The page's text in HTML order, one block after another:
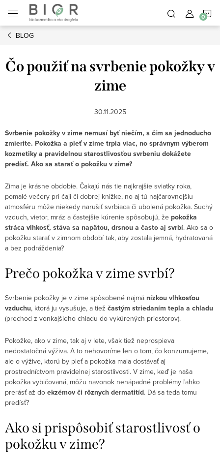
obsah
BLOG
Čo použiť na svrbenie pokožky v
zime
30.11.2025
Svrbenie pokožky v zime nemusí byť niečím, s čím sa jednoducho
zmierite. Pokožka a pleť v zime trpia viac, no správnym výberom
kozmetiky a pravidelnou starostlivosťou svrbeniu dokážete
predísť. Ako sa starať o pokožku v zime?
Zima je krásne obdobie. Čakajú nás tie najkrajšie sviatky roka,
pomalé večery pri čaji či dobrej knižke, no aj tú najčarovnejšiu
atmosféru môže niekedy narušiť svrbiaca či ubolená pokožka. Suchý
vzduch, vietor, mráz a častejšie kúrenie spôsobujú, že pokožka
stráca vlhkosť, stáva sa napätou, drsnou a často aj svrbí. Ako sa o
pokožku starať v zimnom období tak, aby zostala jemná, hydratovaná
a bez podráždenia?
Prečo pokožka v zime svrbí?
Svrbenie pokožky je v zime spôsobené najmä nízkou vlhkosťou
vzduchu, ktorá ju vysušuje, a tiež častým striedaním tepla a chladu
(prechod z vonkajšieho chladu do vykúrených priestorov).
Pokožke, ako v zime, tak aj v lete, však tiež neprospieva
nedostatočná výživa. A to nehovoríme len o tom, čo konzumujeme,
ale o výžive, ktorú by pleť a pokožka mala dostávať aj
prostredníctvom pravidelnej starostlivosti. V zime, keď je naša
pokožka vybičovaná, môžu navonok nenápadné problémy ľahko
prerásť až do ekzémov či rôznych dermatitíd. Dá sa teda tomu
predísť?
Ako si prispôsobiť starostlivosť o
pokožku v zime?